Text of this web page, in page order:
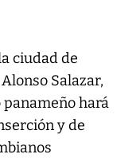
ciudad de
Salazar,
hará
y de